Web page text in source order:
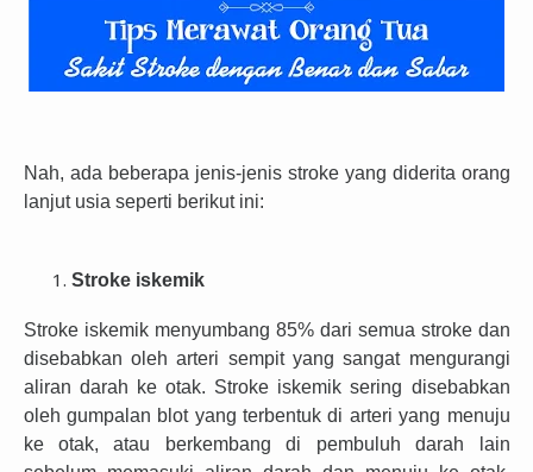
Nah, ada beberapa jenis-jenis stroke yang diderita orang
lanjut usia seperti berikutini:
Stroke iskemik
Stroke iskemik menyumbang 85% dari semua stroke dan
disebabkan oleh arteri sempit yang sangat mengurangi
aliran darah ke otak. Stroke iskemik sering disebabkan
oleh gumpalan blot yang terbentuk di arteri yang menuju
ke otak, atau berkembang di pembuluh darah lain